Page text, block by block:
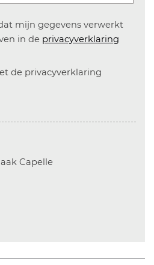
mijn gegevens verwerkt
in de privacyverklaring
de privacyverklaring
Capelle